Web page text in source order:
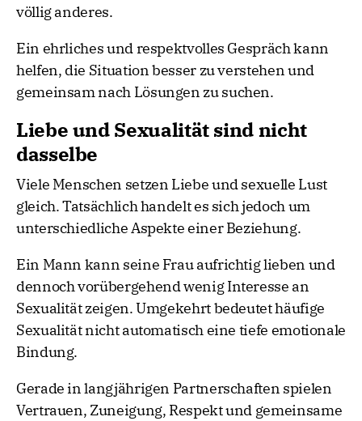
völlig anderes.
Ein ehrliches und respektvolles Gespräch kann
helfen, die Situation besser zu verstehen und
gemeinsam nach Lösungen zu suchen.
Liebe und Sexualität sind nicht
dasselbe
Viele Menschen setzen Liebe und sexuelle Lust
gleich. Tatsächlich handelt es sich jedoch um
unterschiedliche Aspekte einer Beziehung.
Ein Mann kann seine Frau aufrichtig lieben und
dennoch vorübergehend wenig Interesse an
Sexualität zeigen. Umgekehrt bedeutet häufige
Sexualität nicht automatisch eine tiefe emotionale
Bindung.
Gerade in langjährigen Partnerschaften spielen
Vertrauen, Zuneigung, Respekt und gemeinsame